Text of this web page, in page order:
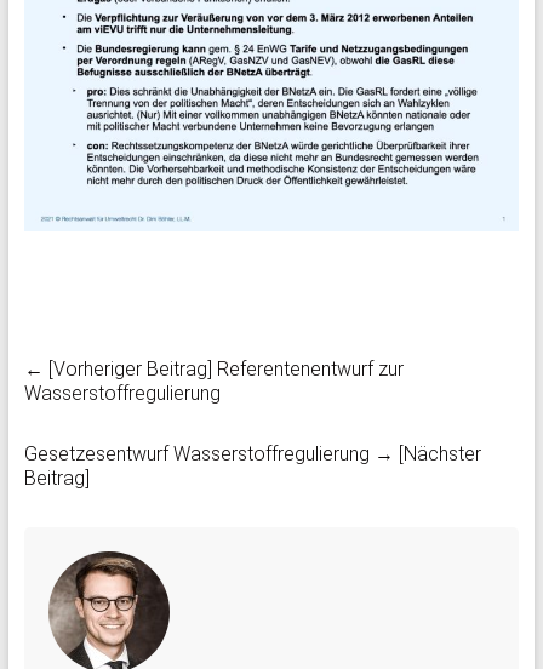
← [Vorheriger Beitrag] Referentenentwurf zur
Wasserstoffregulierung
Gesetzesentwurf Wasserstoffregulierung → [Nächster
Beitrag]